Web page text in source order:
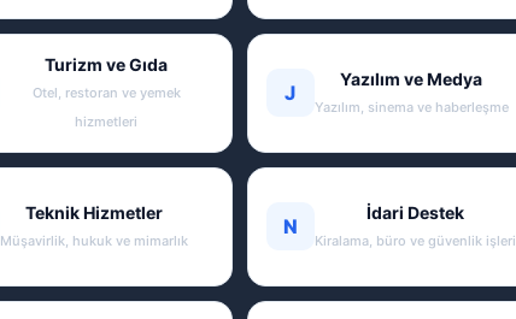
Turizm ve Gıda
Otel, restoran ve yemek
hizmetleri
J
Yazılım ve Medya
Yazılım, sinema ve haberleşme
Teknik Hizmetler
Müşavirlik, hukuk ve mimarlık
N
İdari Destek
Kiralama, büro ve güvenlik işleri